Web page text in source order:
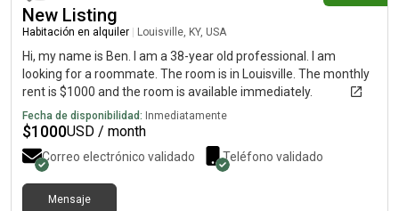
New Listing
Habitación en alquiler Louisville, KY, USA
Hi, my name is Ben. I am a 38-year old professional. I am
looking for a roommate. The room is in Louisville. The monthly
rent is $1000 and the room is available immediately.
Fecha de disponibilidad: Inmediatamente
$1000USD / month
Correo electrónico validado Teléfono validado
Mensaje